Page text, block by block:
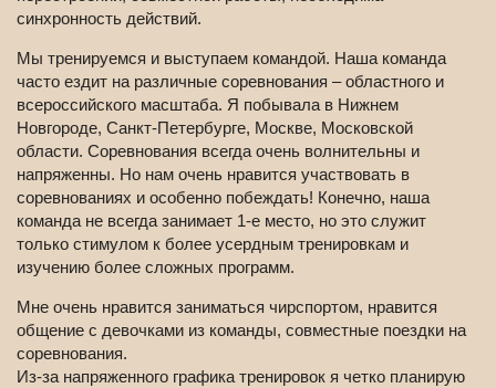
синхронность действий.
Мы тренируемся и выступаем командой. Наша команда
часто ездит на различные соревнования – областного и
всероссийского масштаба. Я побывала в Нижнем
Новгороде, Санкт-Петербурге, Москве, Московской
области. Соревнования всегда очень волнительны и
напряженны. Но нам очень нравится участвовать в
соревнованиях и особенно побеждать! Конечно, наша
команда не всегда занимает 1-е место, но это служит
только стимулом к более усердным тренировкам и
изучению более сложных программ.
Мне очень нравится заниматься чирспортом, нравится
общение с девочками из команды, совместные поездки на
соревнования.
Из-за напряженного графика тренировок я четко планирую